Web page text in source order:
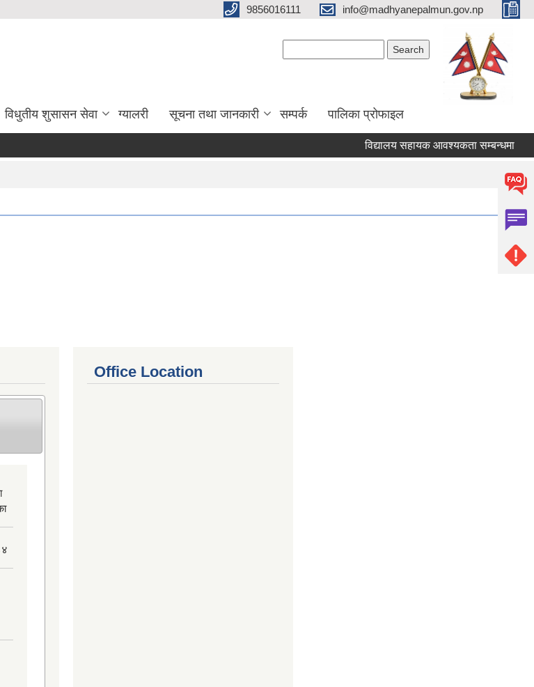
9856016111 info@madhyanepalmun.gov.np
विधुतीय शुसासन सेवा ग्यालरी सूचना तथा जानकारी सम्पर्क पालिका प्रोफाइल
विद्यालय सहायक आवश्यकता सम्बन्धमा
Office Location